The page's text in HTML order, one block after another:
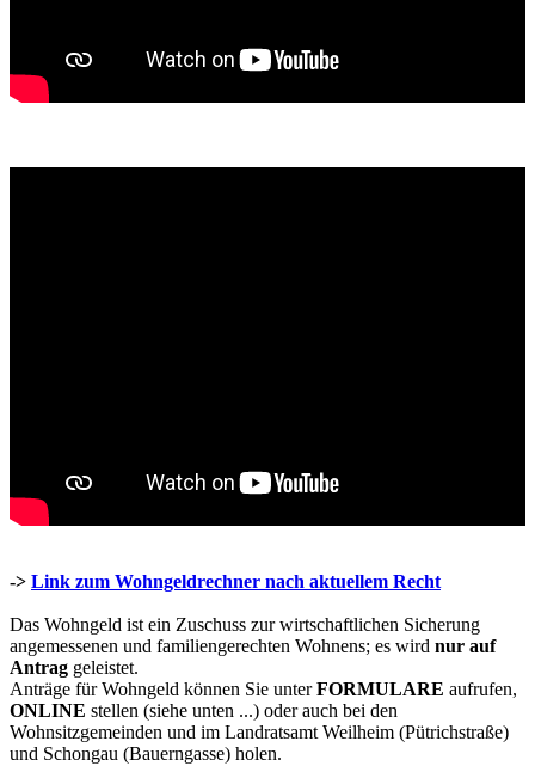
-> Link zum Wohngeldrechner nach aktuellem Recht
Das Wohngeld ist ein Zuschuss zur wirtschaftlichen Sicherung
angemessenen und familiengerechten Wohnens; es wird nur auf
Antrag geleistet.
Anträge für Wohngeld können Sie unterFORMULARE aufrufen,
ONLINE stellen (siehe unten ...) oder auch bei den
Wohnsitzgemeinden und im Landratsamt Weilheim (Pütrichstraße)
und Schongau (Bauerngasse) holen.